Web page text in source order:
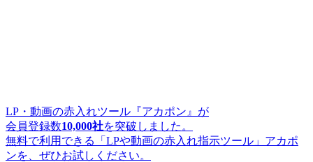
LP・動画の赤入れツール『アカポン』が
会員登録数10,000社を突破しました。
無料で利用できる「LPや動画の赤入れ指示ツール」アカポ
ンを、ぜひお試しください。